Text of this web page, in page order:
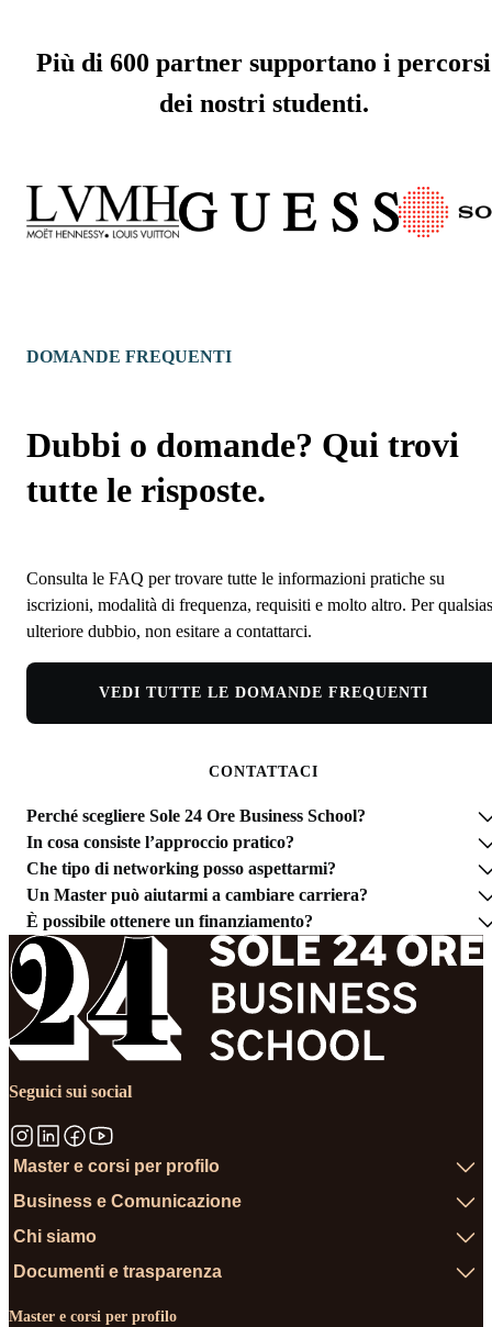
Più di 600 partner supportano i percorsi
dei nostri studenti.
DOMANDE FREQUENTI
Dubbi o domande? Qui trovi
tutte le risposte.
Consulta le FAQ per trovare tutte le informazioni pratiche su
iscrizioni, modalità di frequenza, requisiti e molto altro. Per
ulteriore dubbio, non esitare a contattarci.
VEDI TUTTE LE DOMANDE FREQUENTI
CONTATTACI
Perché scegliere Sole 24 Ore Business School?
In cosa consiste l’approccio pratico?
Che tipo di networking posso aspettarmi?
Un Master può aiutarmi a cambiare carriera?
È possibile ottenere un finanziamento?
Seguici sui social
Master e corsi per profilo
Business e Comunicazione
Chi siamo
Documenti e trasparenza
Master e corsi per profilo